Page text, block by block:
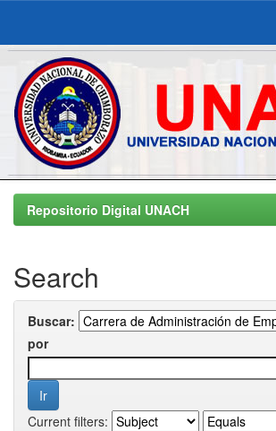
Skip
navigationRepositorio Digital UNACH
Search
Buscar:
por
Current filters: